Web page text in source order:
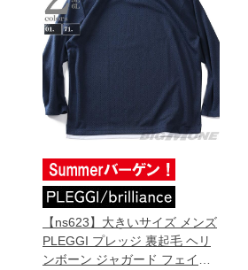
【ns623】大きいサイズ メンズ
PLEGGI プレッジ 裏起毛 ヘリ
ンボーン ジャガード フェイク